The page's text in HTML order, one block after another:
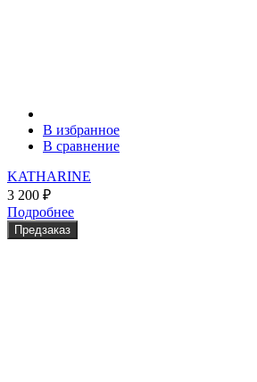
В избранное
В сравнение
KATHARINE
3 200 ₽
Подробнее
Предзаказ